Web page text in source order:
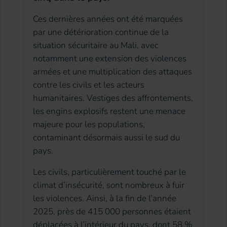
Ces dernières années ont été marquées
par une détérioration continue de la
situation sécuritaire au Mali, avec
notamment une extension des violences
armées et une multiplication des attaques
contre les civils et les acteurs
humanitaires. Vestiges des affrontements,
les engins explosifs restent une menace
majeure pour les populations,
contaminant désormais aussi le sud du
pays.
Les civils, particulièrement touché par le
climat d’insécurité, sont nombreux à fuir
les violences. Ainsi, à la fin de l’année
2025, près de 415 000 personnes étaient